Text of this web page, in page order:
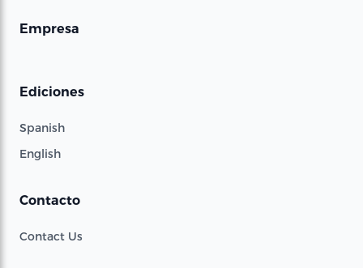
Empresa
Ediciones
Spanish
English
Contacto
Contact Us